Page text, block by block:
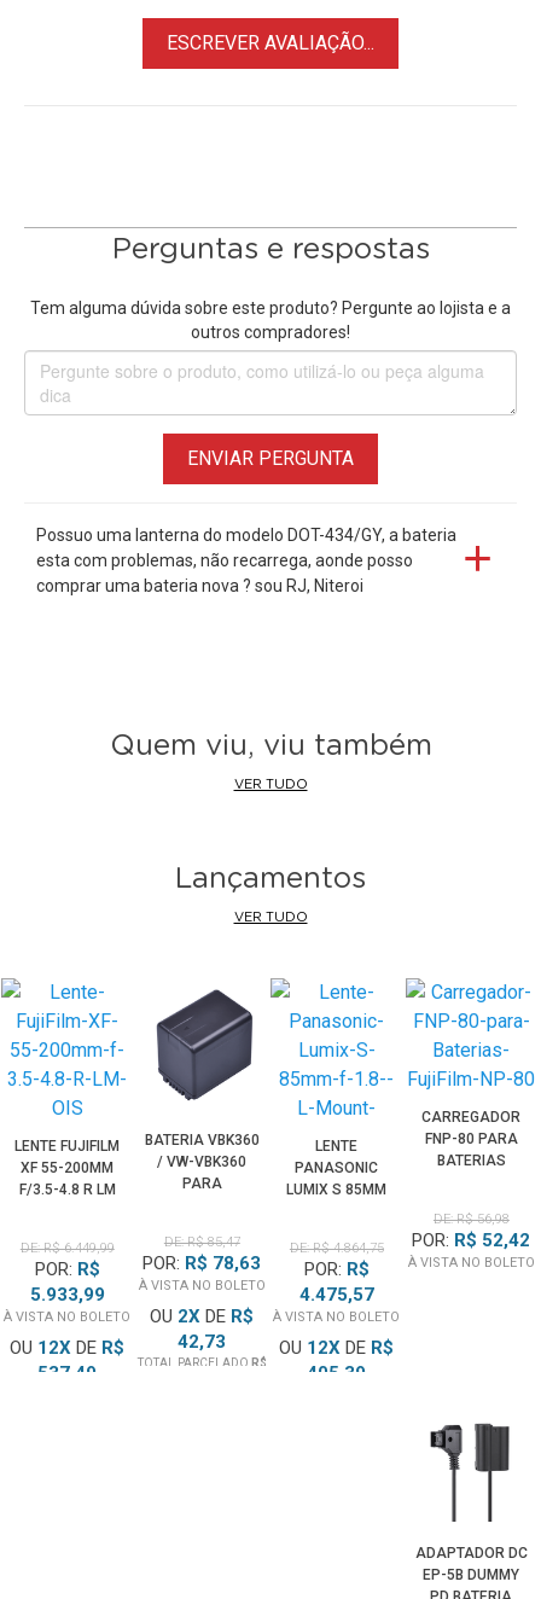
ESCREVER AVALIAÇÃO...
Perguntas e respostas
Tem alguma dúvida sobre este produto? Pergunte ao lojista e a
outros compradores!
ENVIAR PERGUNTA
Possuo uma lanterna do modelo DOT-434/GY, a bateria
esta com problemas, não recarrega, aonde posso
comprar uma bateria nova ? sou RJ, Niteroi
Quem viu, viu também
VER TUDO
Lançamentos
VER TUDO
LENTE FUJIFILM
XF 55-200MM
F/3.5-4.8 R LM
DE: R$ 6.449,99
POR: R$
5.933,99
À VISTA NO BOLETO
OU 12X DE R$
537,49
BATERIA VBK360
/ VW-VBK360
PARA
DE: R$ 85,47
POR: R$ 78,63
À VISTA NO BOLETO
OU 2X DE R$
42,73
TOTAL PARCELADO R$
LENTE
PANASONIC
LUMIX S 85MM
DE: R$ 4.864,75
POR: R$
4.475,57
À VISTA NO BOLETO
OU 12X DE R$
405,39
CARREGADOR
FNP-80 PARA
BATERIAS
DE: R$ 56,98
POR: R$ 52,42
À VISTA NO BOLETO
ADAPTADOR DC
EP-5B DUMMY